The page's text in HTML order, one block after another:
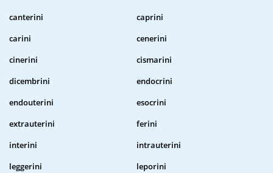
canterini
caprini
carini
cenerini
cinerini
cismarini
dicembrini
endocrini
endouterini
esocrini
extrauterini
ferini
interini
intrauterini
leggerini
leporini